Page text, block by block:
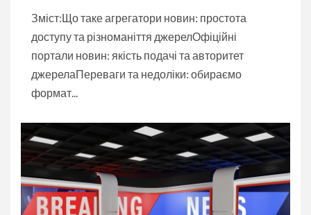
Зміст:Що таке агрегатори новин: простота
доступу та різноманіття джерелОфіційні
портали новин: якість подачі та авторитет
джерелаПереваги та недоліки: обираємо
формат...